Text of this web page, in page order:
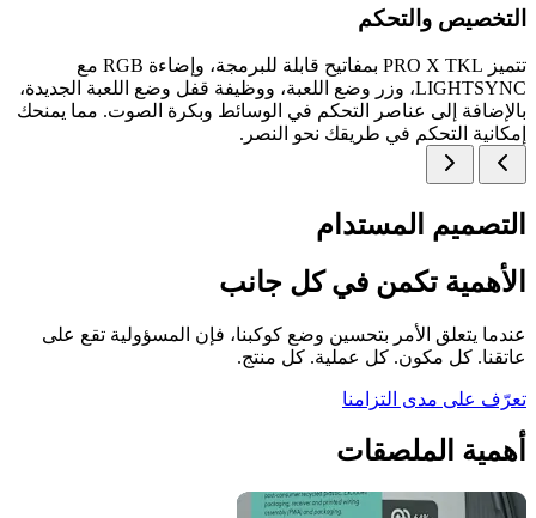
التخصيص والتحكم
تتميز PRO X TKL بمفاتيح قابلة للبرمجة، وإضاءة RGB مع
LIGHTSYNC، وزر وضع اللعبة، ووظيفة قفل وضع اللعبة الجديدة،
بالإضافة إلى عناصر التحكم في الوسائط وبكرة الصوت. مما يمنحك
إمكانية التحكم في طريقك نحو النصر.
التصميم المستدام
الأهمية تكمن في كل جانب
عندما يتعلق الأمر بتحسين وضع كوكبنا، فإن المسؤولية تقع على
عاتقنا. كل مكون. كل عملية. كل منتج.
تعرّف على مدى التزامنا
أهمية الملصقات